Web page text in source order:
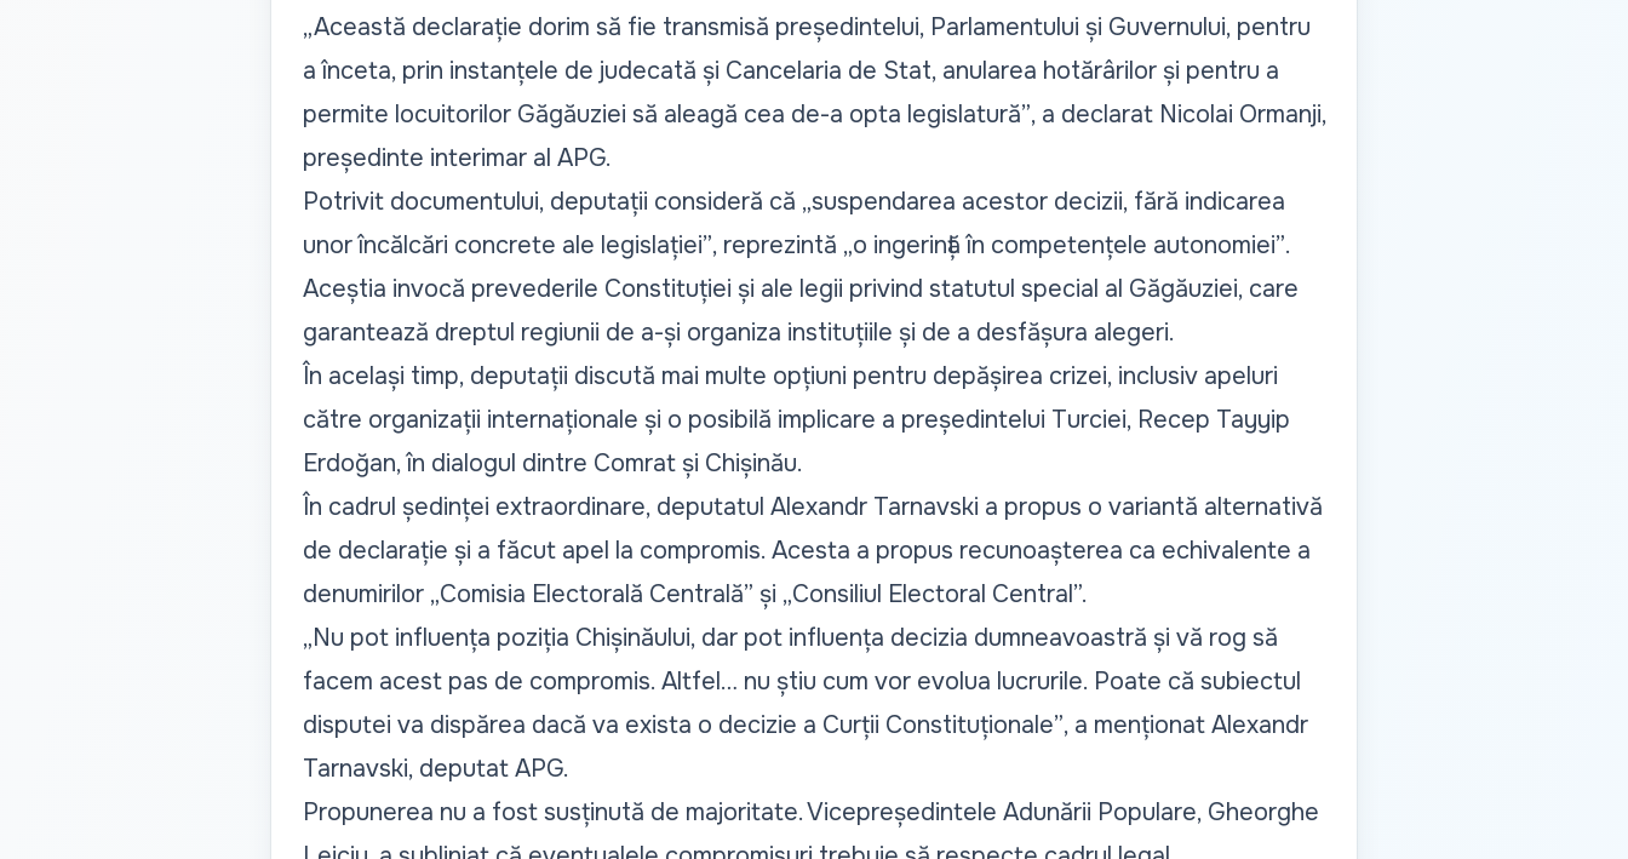
„Această declarație dorim să fie transmisă președintelui, Parlamentului și Guvernului, pentru
a înceta, prin instanțele de judecată și Cancelaria de Stat, anularea hotărârilor și pentru a
permite locuitorilor Găgăuziei să aleagă cea de-a opta legislatură”, a declarat Nicolai Ormanji,
președinte interimar al APG.
Potrivit documentului, deputații consideră că „suspendarea acestor decizii, fără indicarea
unor încălcări concrete ale legislației”, reprezintă „o ingerință în competențele autonomiei”.
Aceștia invocă prevederile Constituției și ale legii privind statutul special al Găgăuziei, care
garantează dreptul regiunii de a-și organiza instituțiile și de a desfășura alegeri.
În același timp, deputații discută mai multe opțiuni pentru depășirea crizei, inclusiv apeluri
către organizații internaționale și o posibilă implicare a președintelui Turciei, Recep Tayyip
Erdoğan, în dialogul dintre Comrat și Chișinău.
În cadrul ședinței extraordinare, deputatul Alexandr Tarnavski a propus o variantă alternativă
de declarație și a făcut apel la compromis. Acesta a propus recunoașterea ca echivalente a
denumirilor „Comisia Electorală Centrală” și „Consiliul Electoral Central”.
„Nu pot influența poziția Chișinăului, dar pot influența decizia dumneavoastră și vă rog să
facem acest pas de compromis. Altfel… nu știu cum vor evolua lucrurile. Poate că subiectul
disputei va dispărea dacă va exista o decizie a Curții Constituționale”, a menționat Alexandr
Tarnavski, deputat APG.
Propunerea nu a fost susținută de majoritate. Vicepreședintele Adunării Populare, Gheorghe